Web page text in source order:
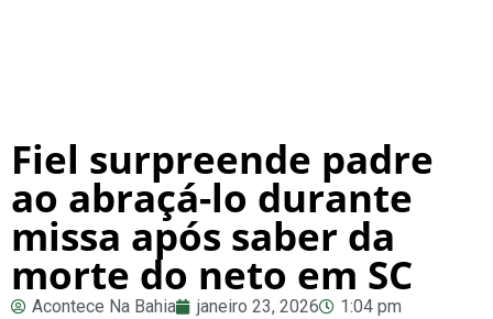
Fiel surpreende padre
ao abraçá-lo durante
missa após saber da
morte do neto em SC
Acontece Na Bahia janeiro 23, 2026 1:04 pm